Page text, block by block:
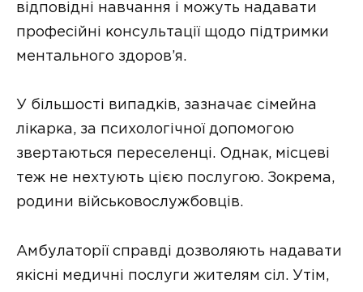
відповідні навчання і можуть надавати
професійні консультації щодо підтримки
ментального здоров’я.
У більшості випадків, зазначає сімейна
лікарка, за психологічної допомогою
звертаються переселенці. Однак, місцеві
теж не нехтують цією послугою. Зокрема,
родини військовослужбовців.
Амбулаторії справді дозволяють надавати
якісні медичні послуги жителям сіл. Утім,